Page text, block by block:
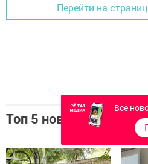
Перейти на
Топ 5 новостей
Все